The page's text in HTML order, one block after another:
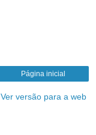
Página inicial
Ver versão para a web